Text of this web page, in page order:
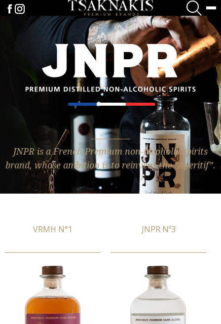
JNPR is a French Premium non-alcoholic spirits
brand, whose ambition is to reinvent the ”Aperitif”.
VRMH N°1 JNPR Nº3